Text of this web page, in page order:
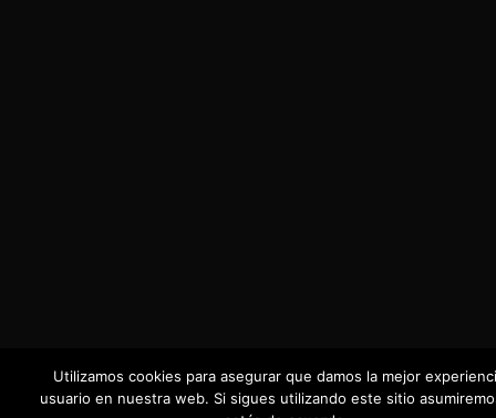
Utilizamos cookies para asegurar que damos la mejor
usuario en nuestra web. Si sigues utilizando este sitio